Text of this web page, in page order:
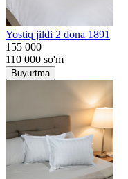
Yostiq jildi 2 dona 1891
155 000
110 000 so'm
Buyurtma